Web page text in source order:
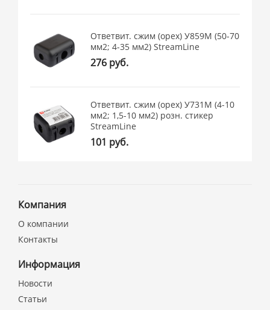
Ответвит. сжим (орех) У859М (50-70
мм2; 4-35 мм2) StreamLine
276 руб.
Ответвит. сжим (орех) У731М (4-10
мм2; 1,5-10 мм2) розн. стикер
StreamLine
101 руб.
Компания
О компании
Контакты
Информация
Новости
Статьи